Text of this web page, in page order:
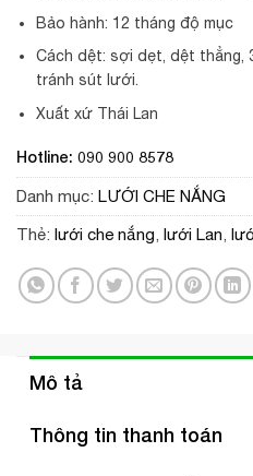
Bảo hành: 12 tháng độ mục
Cách dệt: sợi dẹt, dệt
tránh sút lưới.
Xuất xứ Thái Lan
Hotline: 090 900 8578
Danh mục: LƯỚI CHE NẮNG
Thẻ: lưới che nắng, lưới Lan,
Mô tả
Thông tin thanh toán